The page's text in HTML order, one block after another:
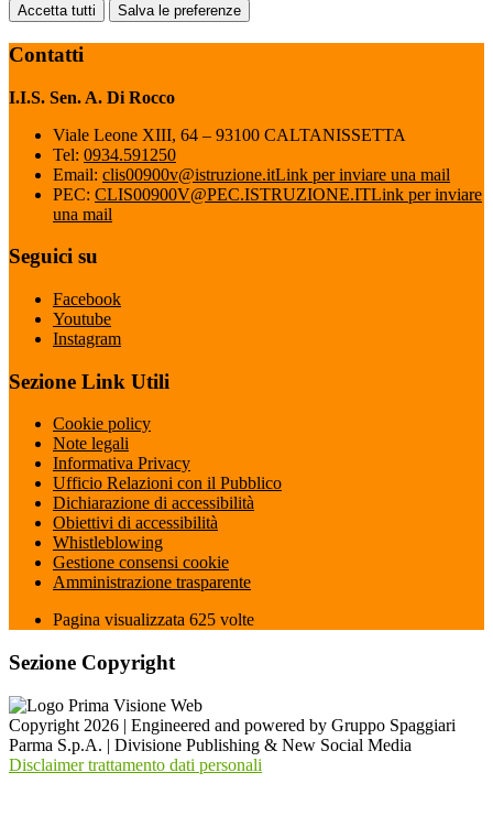
Accetta tutti Salva le preferenze
Contatti
I.I.S. Sen. A. Di Rocco
Viale Leone XIII, 64 – 93100 CALTANISSETTA
Tel: 0934.591250
Email: clis00900v@istruzione.itLink per inviare una mail
PEC: CLIS00900V@PEC.ISTRUZIONE.ITLink per inviare
una mail
Seguici su
Facebook
Youtube
Instagram
Sezione Link Utili
Cookie policy
Note legali
Informativa Privacy
Ufficio Relazioni con il Pubblico
Dichiarazione di accessibilità
Obiettivi di accessibilità
Whistleblowing
Gestione consensi cookie
Amministrazione trasparente
Pagina visualizzata 625 volte
Sezione Copyright
Copyright 2026 | Engineered and powered by Gruppo Spaggiari
Parma S.p.A. | Divisione Publishing & New Social Media
Disclaimer trattamento dati personali